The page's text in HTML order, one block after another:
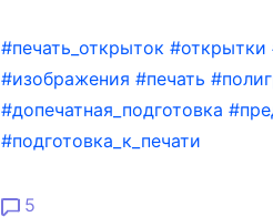
#печать_открыток #открытки
#изображения #печать
#допечатная_подготовка
#подготовка_к_печати
5